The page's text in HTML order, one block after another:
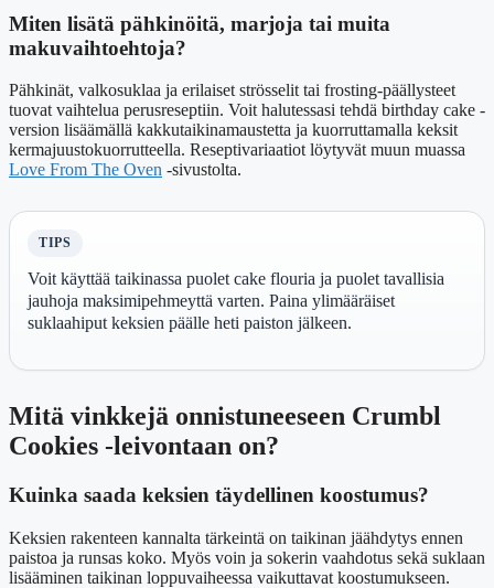
Miten lisätä pähkinöitä, marjoja tai muita
makuvaihtoehtoja?
Pähkinät, valkosuklaa ja erilaiset strösselit tai frosting-päällysteet
tuovat vaihtelua perusreseptiin. Voit halutessasi tehdä birthday cake -
version lisäämällä kakkutaikinamaustetta ja kuorruttamalla keksit
kermajuustokuorrutteella. Reseptivariaatiot löytyvät muun muassa
Love From The Oven -sivustolta.
TIPS
Voit käyttää taikinassa puolet cake flouria ja puolet tavallisia
jauhoja maksimipehmeyttä varten. Paina ylimääräiset
suklaahiput keksien päälle heti paiston jälkeen.
Mitä vinkkejä onnistuneeseen Crumbl
Cookies -leivontaan on?
Kuinka saada keksien täydellinen koostumus?
Keksien rakenteen kannalta tärkeintä on taikinan jäähdytys ennen
paistoa ja runsas koko. Myös voin ja sokerin vaahdotus sekä suklaan
lisääminen taikinan loppuvaiheessa vaikuttavat koostumukseen.